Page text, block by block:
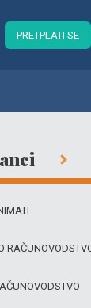
PRETPLATI SE